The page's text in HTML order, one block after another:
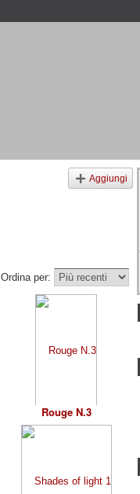
Aggiungi
Ordina per:
Rouge N.3